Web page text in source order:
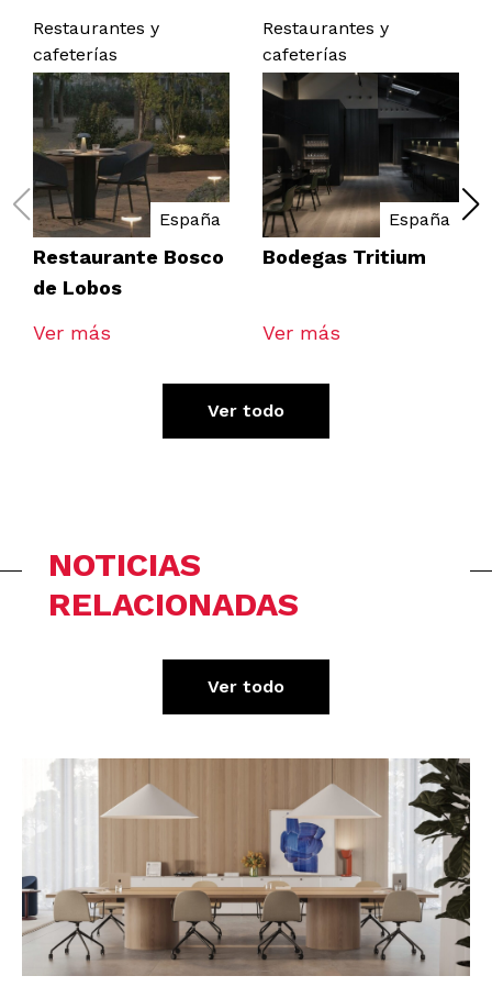
Restaurantes y
cafeterías
España
Restaurante Bosco
de Lobos
Ver más
Restaurantes y
cafeterías
España
Bodegas Tritium
Ver más
Ver todo
NOTICIAS
RELACIONADAS
Ver todo